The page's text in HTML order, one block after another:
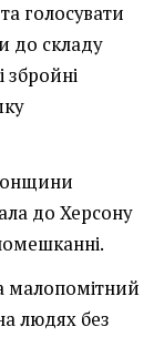
голосувати
до складу
збройні
до Херсону
малопомітний
людях без